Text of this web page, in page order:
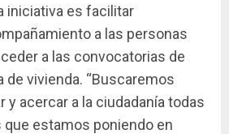
iniciativa es facilitar
a las personas
a las convocatorias de
de vivienda. “Buscaremos
y acercar a la ciudadanía todas
que estamos poniendo en